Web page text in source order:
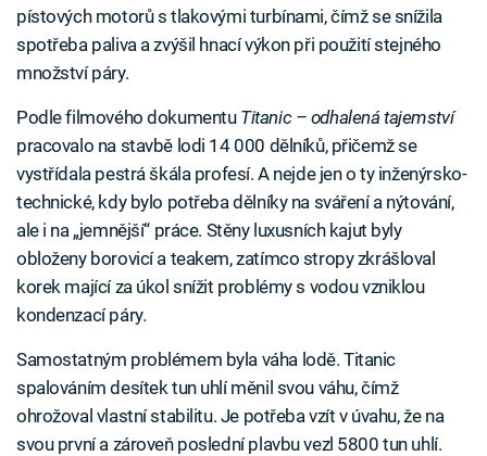
pístových motorů s tlakovými turbínami, čímž se snížila
spotřeba paliva a zvýšil hnací výkon při použití stejného
množství páry.
Podle filmového dokumentu Titanic – odhalená tajemství
pracovalo na stavbě lodi 14 000 dělníků, přičemž se
vystřídala pestrá škála profesí. A nejde jen o ty inženýrsko-
technické, kdy bylo potřeba dělníky na sváření a nýtování,
ale i na „jemnější“ práce. Stěny luxusních kajut byly
obloženy borovicí a teakem, zatímco stropy zkrášloval
korek mající za úkol snížit problémy s vodou vzniklou
kondenzací páry.
Samostatným problémem byla váha lodě. Titanic
spalováním desítek tun uhlí měnil svou váhu, čímž
ohrožoval vlastní stabilitu. Je potřeba vzít v úvahu, že na
svou první a zároveň poslední plavbu vezl 5800 tun uhlí.